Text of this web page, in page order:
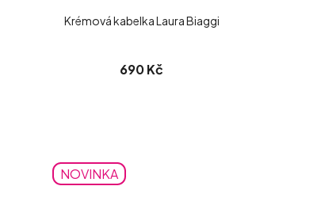
Krémová kabelka Laura Biaggi
690 Kč
NOVINKA